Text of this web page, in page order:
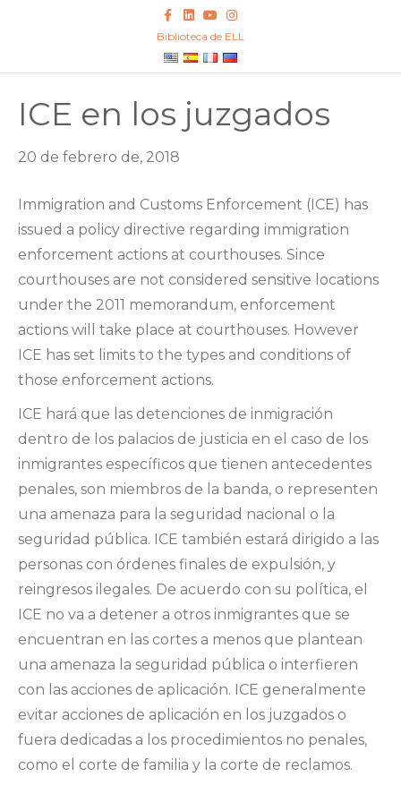
c
o
n
e
d
Y
o
u
u
b
n
s
a
g
m
Biblioteca de ELL
ICE en los juzgados
20 de febrero de, 2018
Immigration and Customs Enforcement (ICE) has
issued a policy directive regarding immigration
enforcement actions at courthouses. Since
courthouses are not considered sensitive locations
under the 2011 memorandum, enforcement
actions will take place at courthouses. However
ICE has set limits to the types and conditions of
those enforcement actions.
ICE hará que las detenciones de inmigración
dentro de los palacios de justicia en el caso de los
inmigrantes específicos que tienen antecedentes
penales, son miembros de la banda, o representen
una amenaza para la seguridad nacional o la
seguridad pública. ICE también estará dirigido a las
personas con órdenes finales de expulsión, y
reingresos ilegales. De acuerdo con su política, el
ICE no va a detener a otros inmigrantes que se
encuentran en las cortes a menos que plantean
una amenaza la seguridad pública o interfieren
con las acciones de aplicación. ICE generalmente
evitar acciones de aplicación en los juzgados o
fuera dedicadas a los procedimientos no penales,
como el corte de familia y la corte de reclamos.